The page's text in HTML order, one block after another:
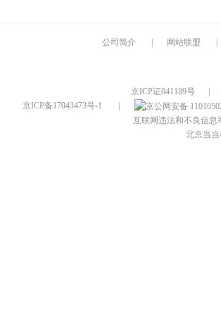
公司简介 网站联盟
京ICP证041189号
京ICP备17043473号-1
互联网违法和不良信息
北京当